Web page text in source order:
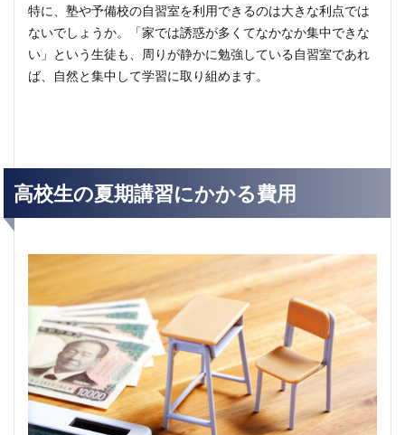
特に、塾や予備校の自習室を利用できるのは大きな利点では
ないでしょうか。「家では誘惑が多くてなかなか集中できな
い」という生徒も、周りが静かに勉強している自習室であれ
ば、自然と集中して学習に取り組めます。
高校生の夏期講習にかかる費用